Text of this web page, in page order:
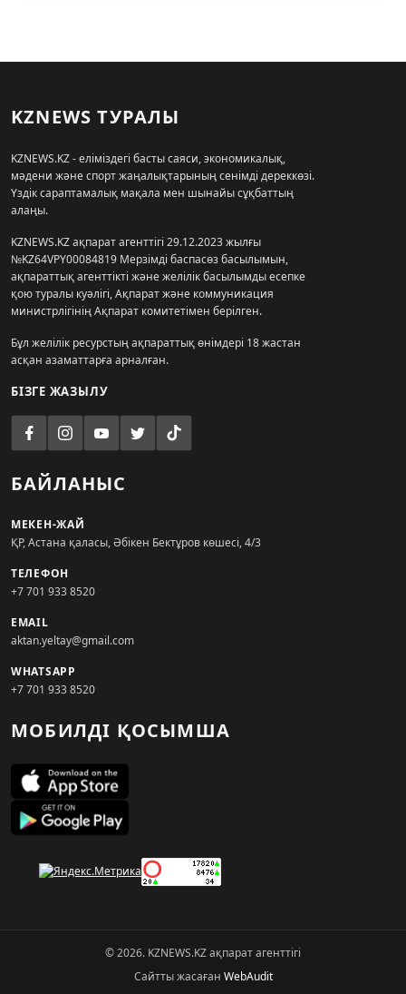
KZNEWS ТУРАЛЫ
KZNEWS.KZ - еліміздегі басты саяси, экономикалық,
мәдени және спорт жаңалықтарының сенімді дереккөзі.
Үздік сараптамалық мақала мен шынайы сұқбаттың
алаңы.
KZNEWS.KZ ақпарат агенттігі 29.12.2023 жылғы
№KZ64VPY00084819 Мерзімді баспасөз басылымын,
ақпараттық агенттікті және желілік басылымды есепке
қою туралы куәлігі, Ақпарат және коммуникация
министрлігінің Ақпарат комитетімен берілген.
Бұл желілік ресурстың ақпараттық өнімдері 18 жастан
асқан азаматтарға арналған.
БІЗГЕ ЖАЗЫЛУ
БАЙЛАНЫС
МЕКЕН-ЖАЙ
ҚР, Астана қаласы, Әбікен Бектұров көшесі, 4/3
ТЕЛЕФОН
+7 701 933 8520
EMAIL
aktan.yeltay@gmail.com
WHATSAPP
+7 701 933 8520
МОБИЛДІ ҚОСЫМША
© 2026. KZNEWS.KZ ақпарат агенттігі
Сайтты жасаған WebAudit